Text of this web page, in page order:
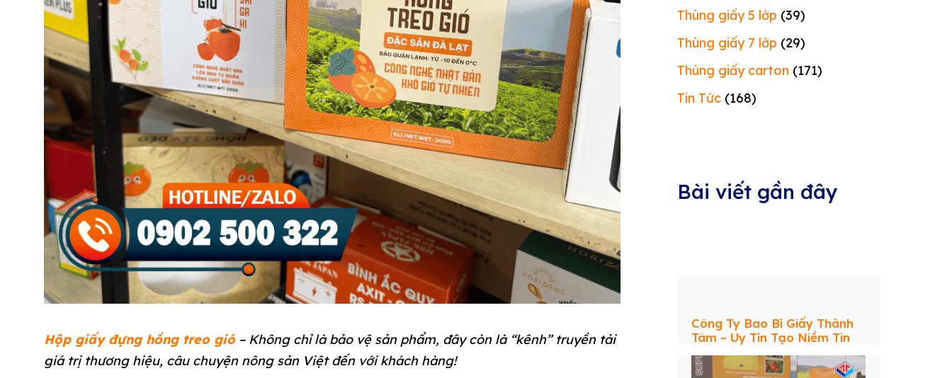
Hộp giấy đựng hồng treo gió– Không chỉ là bảo vệ sản phẩm, đây còn là “kênh” truyền tải
giá trị thương hiệu, câu chuyện nông sản Việt đến với khách hàng!
Thùng giấy 5 lớp (39)
Thùng giấy 7 lớp (29)
Thùng giấy carton (171)
Tin Tức (168)
Bài viết gần đây
Công Ty Bao Bì Giấy Thành
Tâm – Uy Tín Tạo Niềm Tin